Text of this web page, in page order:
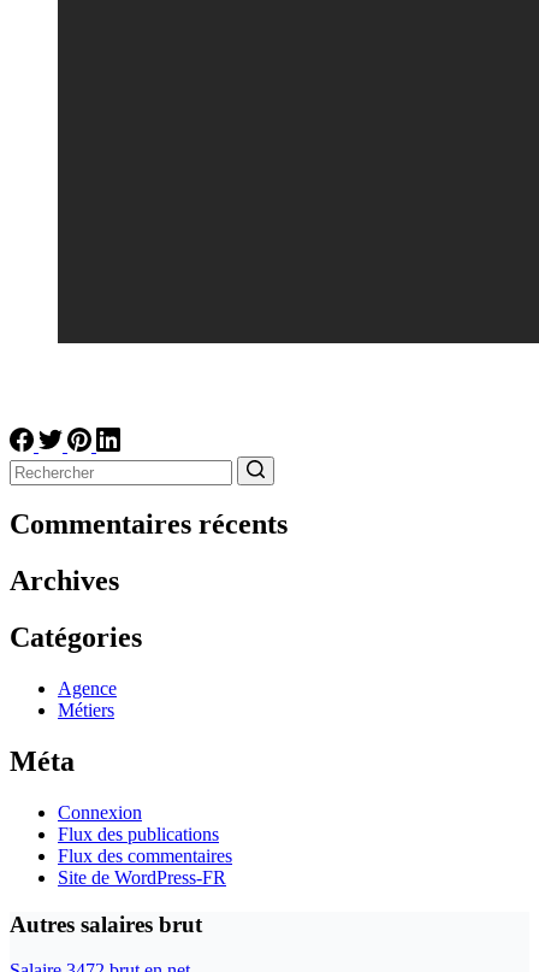
résultat
Commentaires récents
Archives
Catégories
Agence
Métiers
Méta
Connexion
Flux des publications
Flux des commentaires
Site de WordPress-FR
Autres salaires brut